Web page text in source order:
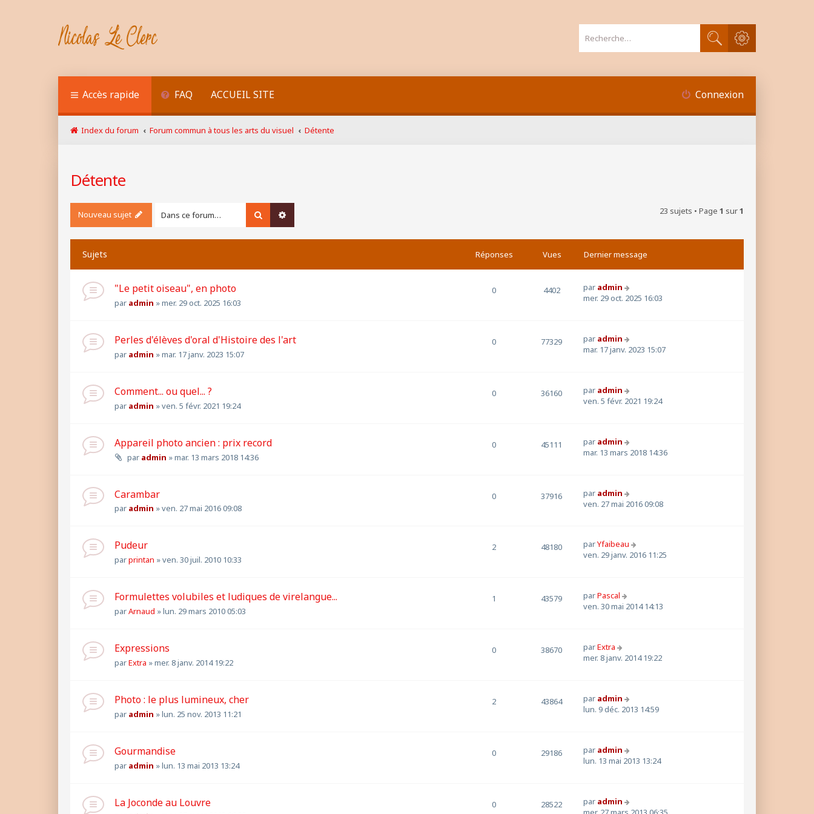
Rechercher
Recherche avancée
Accès rapide FAQ ACCUEIL SITE Connexion
Index du forum Forum commun à tous les arts du visuel Détente
Détente
Nouveau sujet Rechercher 23 sujets • Page 1 sur1
Sujets Réponses Vues Dernier message
"Le petit oiseau", en photo
par admin »mer. 29 oct. 2025 16:03
0 4402 par admin
mer. 29 oct. 2025 16:03
Perles d'élèves d'oral d'Histoire des l'art
par admin »mar. 17 janv. 2023 15:07
0 77329 par admin
mar. 17 janv. 2023 15:07
Comment... ou quel... ?
par admin »ven. 5 févr. 2021 19:24
0 36160 par admin
ven. 5 févr. 2021 19:24
Appareil photo ancien : prix record
par admin »mar. 13 mars 2018 14:36
0 45111 par admin
mar. 13 mars 2018 14:36
Carambar
par admin »ven. 27 mai 2016 09:08
0 37916 par admin
ven. 27 mai 2016 09:08
Pudeur
parprintan »ven. 30 juil. 2010 10:33
2 48180 parYfaibeau
ven. 29 janv. 2016 11:25
Formulettes volubiles et ludiques de virelangue...
parArnaud »lun. 29 mars 2010 05:03
1 43579 parPascal
ven. 30 mai 2014 14:13
Expressions
parExtra »mer. 8 janv. 2014 19:22
0 38670 parExtra
mer. 8 janv. 2014 19:22
Photo : le plus lumineux, cher
par admin »lun. 25 nov. 2013 11:21
2 43864 par admin
lun. 9 déc. 2013 14:59
Gourmandise
par admin »lun. 13 mai 2013 13:24
0 29186 par admin
lun. 13 mai 2013 13:24
La Joconde au Louvre 0 28522 par admin